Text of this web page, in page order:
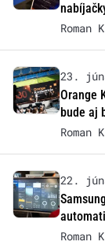
Roman
23.
Orange
bude aj
Roman
22.
Roman